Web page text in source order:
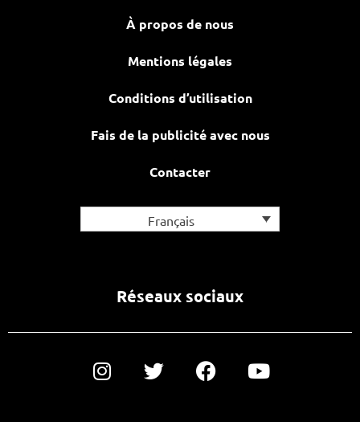
À propos de nous
Mentions légales
Conditions d’utilisation
Fais de la publicité avec nous
Contacter
Français
Réseaux sociaux